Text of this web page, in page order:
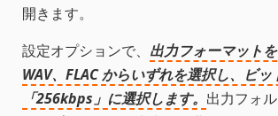
開きます。
設定オプションで、 出力フォーマットを
WAV、FLAC からいずれを選択し、ビ
「256kbps」に選択します。 出力フォ